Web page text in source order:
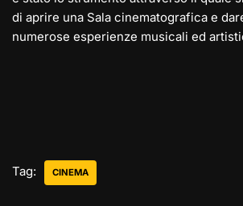
di aprire una Sala cinematografica e
numerose esperienze musicali ed
Tag: CINEMA